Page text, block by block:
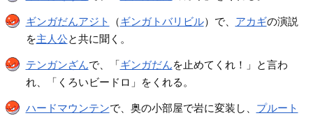
ギンガだんアジト （ギンガトバリビル）で、 アカギの演説
を主人公と共に聞く。
テンガンざんで、「ギンガだんを止めてくれ！」と言わ
れ、「くろいビードロ」をくれる。
ハードマウンテンで、奥の小部屋で岩に変装し、 プルート